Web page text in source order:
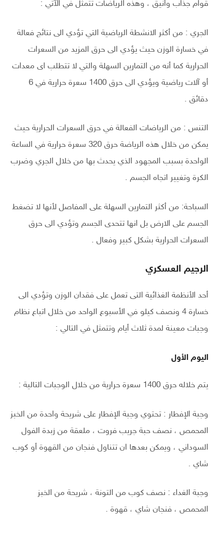
قوام جذاب وأنيق ، وهذه الرياضات تتمثل في الآتي :
الجري : من أكثر الانشطة الرياضية التي تؤدي الى نتائج فعالة
في خسارة الوزن حيث يؤدي الى حرق المزيد من السعرات
الحرارية كما أنه من التمارين السهلة والتي لا تتطلب اى معدات
أو آلات رياضية ويؤدي الى حرق 1400 سعرة حرارية في 6
دقائق .
التنس : من الرياضات الفعالة في حرق السعرات الحرارية حيث
يمكن من خلال هذه الرياضة حرق 320 سعرة حرارية في الساعة
الواحدة بسبب المجهود الذي يحدث بها من خلال الجري وضرب
الكرة وتغيير اتجاه الجسم .
السباحة: من أكثر التمارين السهلة على المفاصل لأنها لا تضغط
الجسم على الارض بل انها تتحدى الجسم وتؤدي الى حرق
السعرات الحرارية بشكل كبير وفعال .
الرجيم العسكري
أحد الأنظمة الغذائية التى تعمل على فقدان الوزن وتؤدي الى
خسارة 4 ونصف كيلو في الأسبوع الواحد من خلال اتباع نظام
وجبات معينة لمدة ثلاث أيام وتتمثل في التالي :
اليوم الأول
يتم خلاله حرق 1400 سعرة حرارية من خلال الوجبات التالية :
وجبة الإفطار : تحتوي وجبة الإفطار على شريحة واحدة من الخبز
المحمص ، نصف حبة جريب فروت ، ملعقة من زبدة الفول
السوداني ، ويمكن بعدها ان تتناول فنجان من القهوة أو كوب
شاي .
وجبة الغداء : نصف كوب من التونة ، شريحة من الخبز
المحمص ، فنجان شاي ، قهوة .